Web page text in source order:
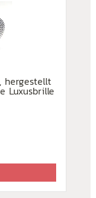
hergestellt
Luxusbrille